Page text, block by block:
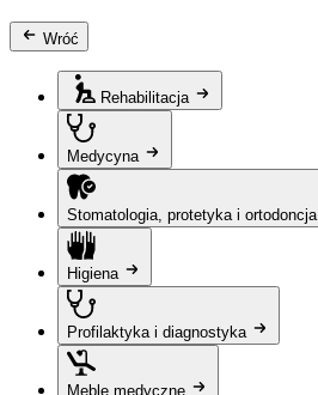
Wróć
Rehabilitacja
Medycyna
Stomatologia, protetyka i ortodoncja
Higiena
Profilaktyka i diagnostyka
Meble medyczne